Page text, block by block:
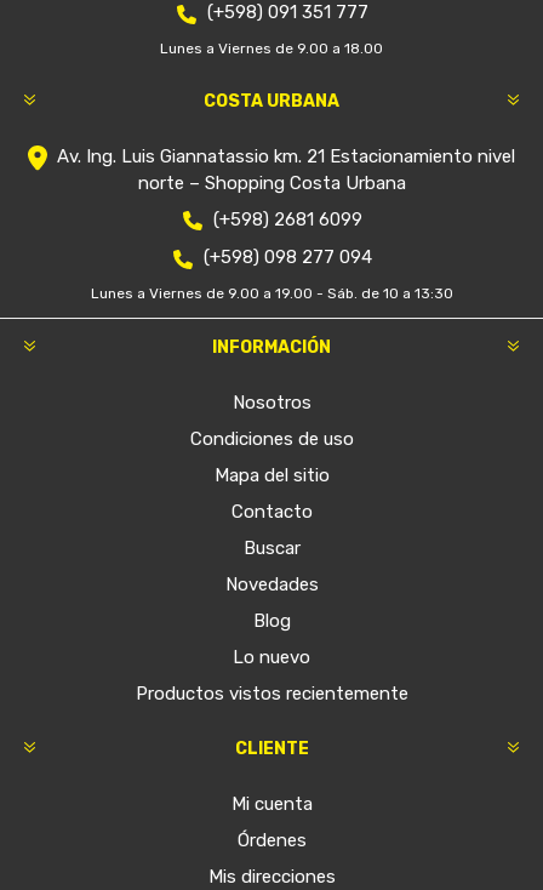
(+598) 091 351 777
Lunes a Viernes de 9.00 a 18.00
COSTA URBANA
Av. Ing. Luis Giannatassio km. 21 Estacionamiento nivel
norte – Shopping Costa Urbana
(+598) 2681 6099
(+598) 098 277 094
Lunes a Viernes de 9.00 a 19.00 - Sáb. de 10 a 13:30
INFORMACIÓN
Nosotros
Condiciones de uso
Mapa del sitio
Contacto
Buscar
Novedades
Blog
Lo nuevo
Productos vistos recientemente
CLIENTE
Mi cuenta
Órdenes
Mis direcciones